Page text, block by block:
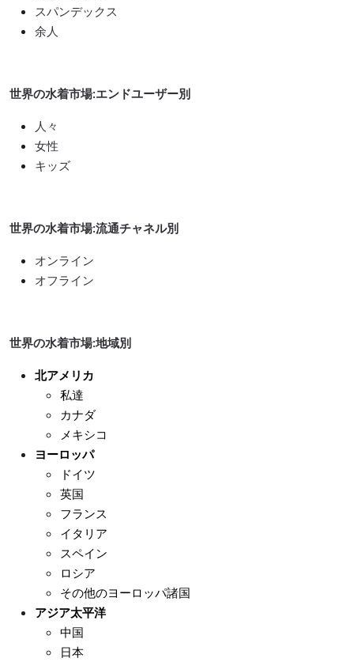
スパンデックス
余人
世界の水着市場:エンドユーザー別
人々
女性
キッズ
世界の水着市場:流通チャネル別
オンライン
オフライン
世界の水着市場:地域別
北アメリカ
私達
カナダ
メキシコ
ヨーロッパ
ドイツ
英国
フランス
イタリア
スペイン
ロシア
その他のヨーロッパ諸国
アジア太平洋
中国
日本